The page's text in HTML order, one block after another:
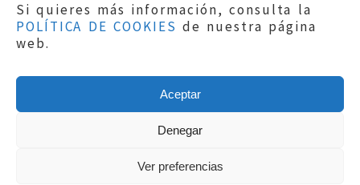
Si quieres más información, consulta la
POLÍTICA DE COOKIES de nuestra página
web.
Aceptar
Denegar
Ver preferencias
Aviso legal|Política de privacidad|
Protección de Datos
Política de cookies
Copyright © 2019El Justicia de Aragón|
Sephor Consulting